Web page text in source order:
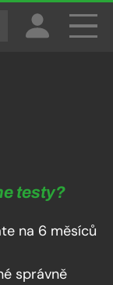
testy?
na 6 měsíců
správně